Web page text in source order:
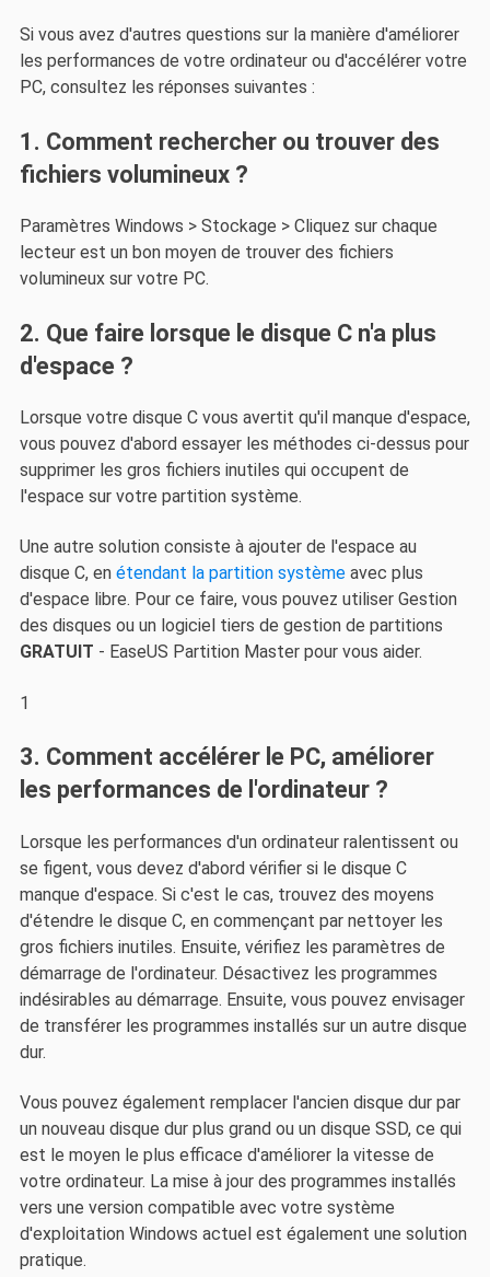
Si vous avez d'autres questions sur la manière d'améliorer
les performances de votre ordinateur ou d'accélérer votre
PC, consultez les réponses suivantes :
1. Comment rechercher ou trouver des
fichiers volumineux ?
Paramètres Windows > Stockage > Cliquez sur chaque
lecteur est un bon moyen de trouver des fichiers
volumineux sur votre PC.
2. Que faire lorsque le disque C n'a plus
d'espace ?
Lorsque votre disque C vous avertit qu'il manque d'espace,
vous pouvez d'abord essayer les méthodes ci-dessus pour
supprimer les gros fichiers inutiles qui occupent de
l'espace sur votre partition système.
Une autre solution consiste à ajouter de l'espace au
disque C, en étendant la partition systèmeavec plus
d'espace libre. Pour ce faire, vous pouvez utiliser Gestion
des disques ou un logiciel tiers de gestion de partitions
GRATUIT - EaseUS Partition Master pour vous aider.
1
3. Comment accélérer le PC, améliorer
les performances de l'ordinateur ?
Lorsque les performances d'un ordinateur ralentissent ou
se figent, vous devez d'abord vérifier si le disque C
manque d'espace. Si c'est le cas, trouvez des moyens
d'étendre le disque C, en commençant par nettoyer les
gros fichiers inutiles. Ensuite, vérifiez les paramètres de
démarrage de l'ordinateur. Désactivez les programmes
indésirables au démarrage. Ensuite, vous pouvez envisager
de transférer les programmes installés sur un autre disque
dur.
Vous pouvez également remplacer l'ancien disque dur par
un nouveau disque dur plus grand ou un disque SSD, ce qui
est le moyen le plus efficace d'améliorer la vitesse de
votre ordinateur. La mise à jour des programmes installés
vers une version compatible avec votre système
d'exploitation Windows actuel est également une solution
pratique.